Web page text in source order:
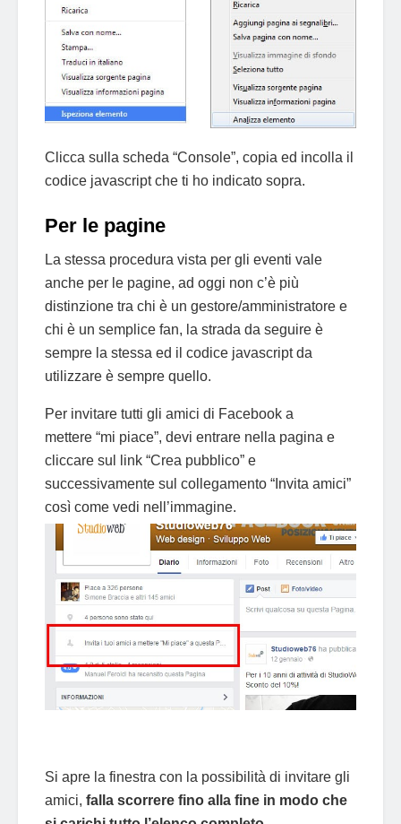
Clicca sulla scheda “Console”, copia ed incolla il
codice javascript che ti ho indicato sopra.
Per le pagine
La stessa procedura vista per gli eventi vale
anche per le pagine, ad oggi non c’è più
distinzione tra chi è un gestore/amministratore e
chi è un semplice fan, la strada da seguire è
sempre la stessa ed il codice javascript da
utilizzare è sempre quello.
Per invitare tutti gli amici di Facebook a
mettere “mi piace”, devi entrare nella pagina e
cliccare sul link “Crea pubblico” e
successivamente sul collegamento “Invita amici”
così come vedi nell’immagine.
Si apre la finestra con la possibilità di invitare gli
amici, falla scorrere fino alla fine in modo che